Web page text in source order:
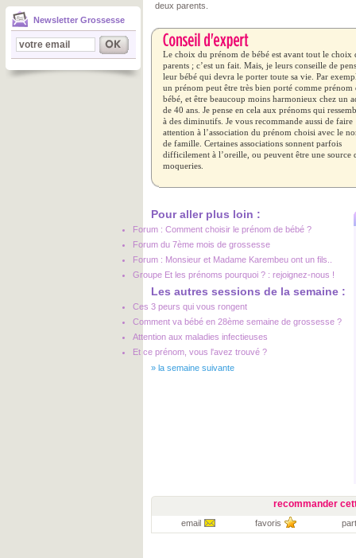
Newsletter Grossesse
deux parents.
Le choix du prénom de bébé est avant tout le choix
parents ; c’est un fait. Mais, je leurs conseille de
leur bébé qui devra le porter toute sa vie. Par
un prénom peut être très bien porté comme prénom
bébé, et être beaucoup moins harmonieux chez un
de 40 ans. Je pense en cela aux prénoms qui
à des diminutifs. Je vous recommande aussi de faire
attention à l’association du prénom choisi avec le
de famille. Certaines associations sonnent parfois
difficilement à l’oreille, ou peuvent être une source
moqueries.
Pour aller plus loin :
Forum : Comment choisir le prénom de bébé ?
Forum du 7ème mois de grossesse
Forum : Monsieur et Madame Karembeu ont un fils..
Groupe Et les prénoms pourquoi ? : rejoignez-nous !
Les autres sessions de la semaine :
Ces 3 peurs qui vous rongent
Comment va bébé en 28ème semaine de grossesse ?
Attention aux maladies infectieuses
Et ce prénom, vous l'avez trouvé ?
» la semaine suivante
recommander
email favoris